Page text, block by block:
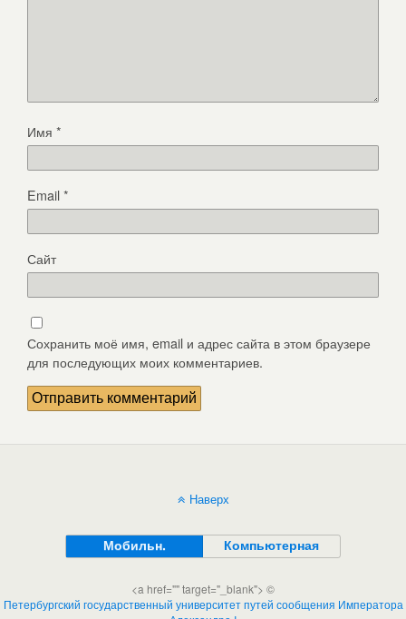
Имя *
Email*
Сайт
Сохранить моё имя, email и адрес сайта в этом браузере
для последующих моих комментариев.
Наверх
Мобильн. Компьютерная
<a href="" target="_blank"> ©
Петербургский государственный университет путей сообщения Императора